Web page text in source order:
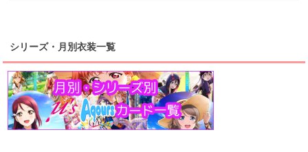
桜内梨子 高海千歌 渡辺曜
浦の星女学院1年生
上原歩夢 宮下愛 優木せつ菜
虹ヶ咲学園1年生
シリーズ・月別衣装一覧